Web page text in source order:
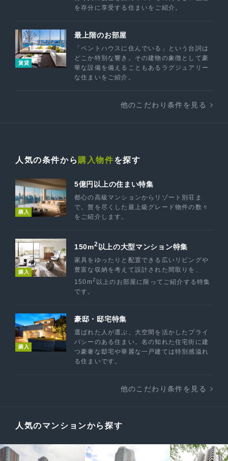
を存分に享受する住まいをご紹介。
賃貸
最上階のお部屋
「ペントハウスに住んでいる」という台詞は
どこか特別な響き。その建物の象徴として豪
華な設備を備えることもあるラグジュアリー
な住まいをご紹介。
他のこだわり条件を見る
人気の条件から 購入物件を探す
購入
5億円以上の住まい特集
都心の高級マンションからリゾート別荘ま
で。贅を尽くした最上級グレード物件の数々
をご紹介します。
購入
150m2 以上の大型マンション特集
家具をゆったりと配置できる広いリビングや
豊富な収納を考えて設計された間取りを、
150m2 以上のお部屋に限ってご紹介する特集
です。
購入
豪邸・邸宅特集
選ばれた人が選ぶ、大空間を活かしたプライ
バシーのある住まい。名の知れた住宅街に建
つ豪奢な邸宅や華麗な一戸建ては特別感溢れ
る住まいです。
他のこだわり条件を見る
人気のマンションから探す